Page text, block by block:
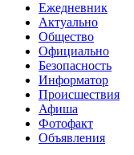
Ежедневник
Актуально
Общество
Официально
Безопасность
Информатор
Происшествия
Афиша
Фотофакт
Объявления